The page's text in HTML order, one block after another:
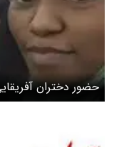
حضور دختران
ویدئو